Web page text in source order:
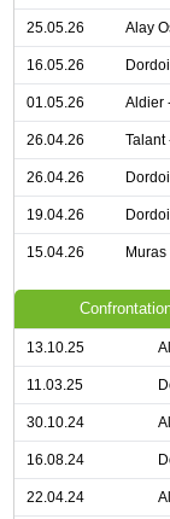
25.05.26 Alay
16.05.26
01.05.26 Aldier
26.04.26 Talant
26.04.26
19.04.26
15.04.26
13.10.25
11.03.25
30.10.24
16.08.24
22.04.24